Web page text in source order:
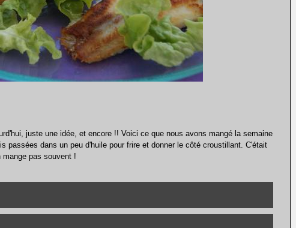
juste une idée, et encore !! Voici ce que nous avons mangé la semaine
passées dans un peu d'huile pour frire et donner le côté croustillant. C'était
mange pas souvent !